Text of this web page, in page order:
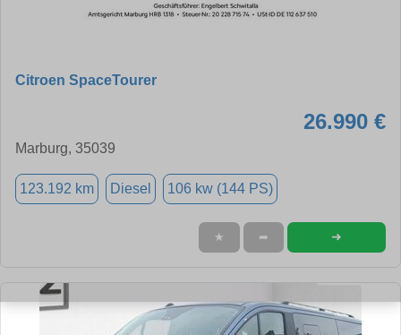
Citroen SpaceTourer
26.990 €
Marburg, 35039
123.192 km Diesel 106 kw (144 PS)
★ ➦ ➜